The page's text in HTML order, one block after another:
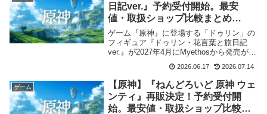
日記ver.』予約受付開始。最安
値・取扱ショップ比較まとめ
【2027年4月発売】
ゲーム『原神』に登場する「ドゥリン」の
フィギュア『ドゥリン・花言葉と旅日記
ver.』が2027年4月にMyethosから発売が決
各店舗の価格比較や送料など情報をまとめ
ました。
2026.06.17 2026.07.14
ゲーム
【原神】『ねんどろいど 原神 ウェ
ンティ』再販決定！予約受付開
始。最安値・取扱ショップ比較ま